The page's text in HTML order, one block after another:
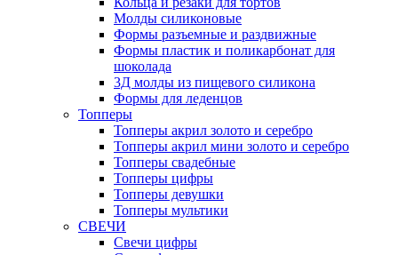
Молды силиконовые
Формы разъемные и раздвижные
Формы пластик и поликарбонат для
шоколада
3Д молды из пищевого силикона
Формы для леденцов
Топперы
Топперы акрил золото и серебро
Топперы акрил мини золото и серебро
Топперы свадебные
Топперы цифры
Топперы девушки
Топперы мультики
СВЕЧИ
Свечи цифры